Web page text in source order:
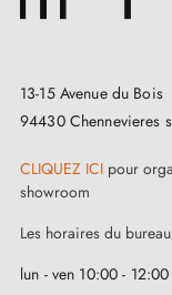
13-15 Avenue du Bois
94430 Chennevieres
CLIQUEZ ICI pour
showroom
Les horaires du
lun - ven 10:00 -